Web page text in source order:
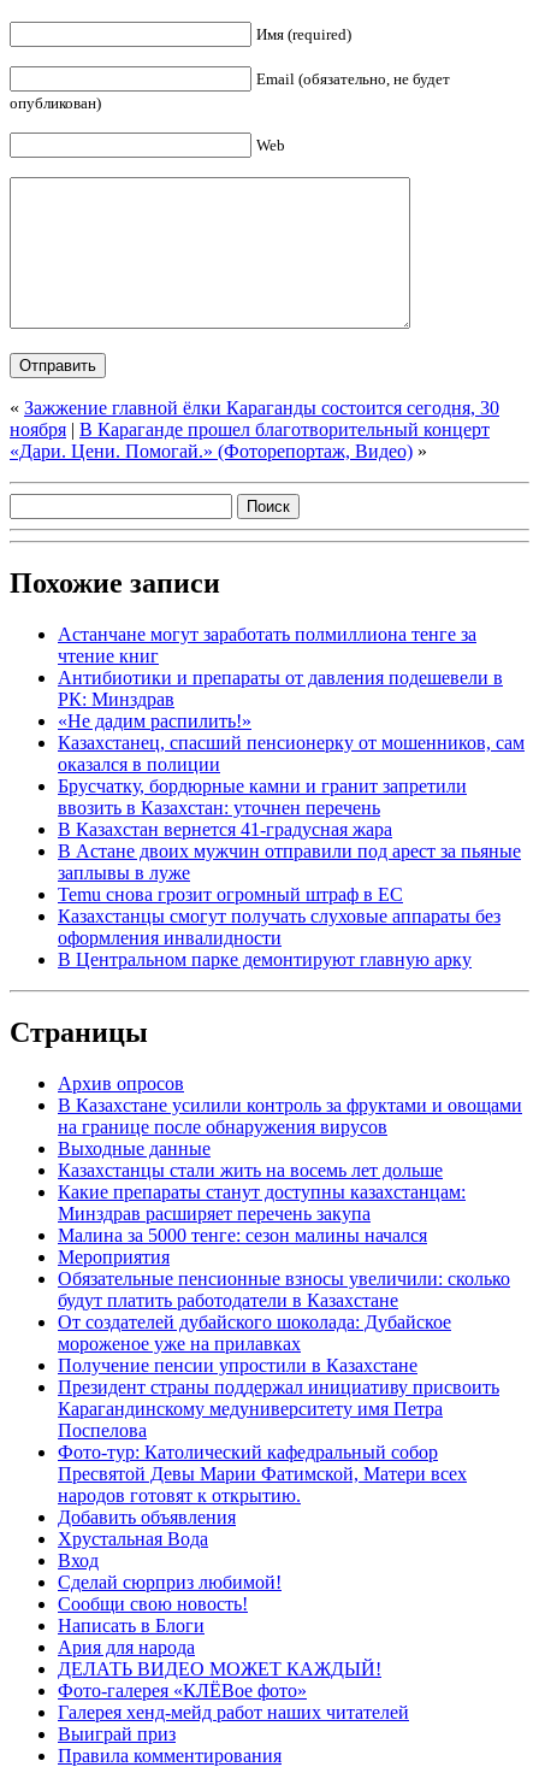
Имя (required)
Email (обязательно, не будет
опубликован)
Web
« Зажжение главной ёлки Караганды состоится сегодня, 30
ноября | В Караганде прошел благотворительный концерт
«Дари. Цени. Помогай.» (Фоторепортаж, Видео) »
Похожие записи
Астанчане могут заработать полмиллиона тенге за
чтение книг
Антибиотики и препараты от давления подешевели в
РК: Минздрав
«Не дадим распилить!»
Казахстанец, спасший пенсионерку от мошенников, сам
оказался в полиции
Брусчатку, бордюрные камни и гранит запретили
ввозить в Казахстан: уточнен перечень
В Казахстан вернется 41-градусная жара
В Астане двоих мужчин отправили под арест за пьяные
заплывы в луже
Temu снова грозит огромный штраф в ЕС
Казахстанцы смогут получать слуховые аппараты без
оформления инвалидности
В Центральном парке демонтируют главную арку
Страницы
Архив опросов
В Казахстане усилили контроль за фруктами и овощами
на границе после обнаружения вирусов
Выходные данные
Казахстанцы стали жить на восемь лет дольше
Какие препараты станут доступны казахстанцам:
Минздрав расширяет перечень закупа
Малина за 5000 тенге: сезон малины начался
Мероприятия
Обязательные пенсионные взносы увеличили: сколько
будут платить работодатели в Казахстане
От создателей дубайского шоколада: Дубайское
мороженое уже на прилавках
Получение пенсии упростили в Казахстане
Президент страны поддержал инициативу присвоить
Карагандинскому медуниверситету имя Петра
Поспелова
Фото-тур: Католический кафедральный собор
Пресвятой Девы Марии Фатимской, Матери всех
народов готовят к открытию.
Добавить объявления
Хрустальная Вода
Вход
Сделай сюрприз любимой!
Сообщи свою новость!
Написать в Блоги
Ария для народа
ДЕЛАТЬ ВИДЕО МОЖЕТ КАЖДЫЙ!
Фото-галерея «КЛЁВое фото»
Галерея хенд-мейд работ наших читателей
Выиграй приз
Правила комментирования